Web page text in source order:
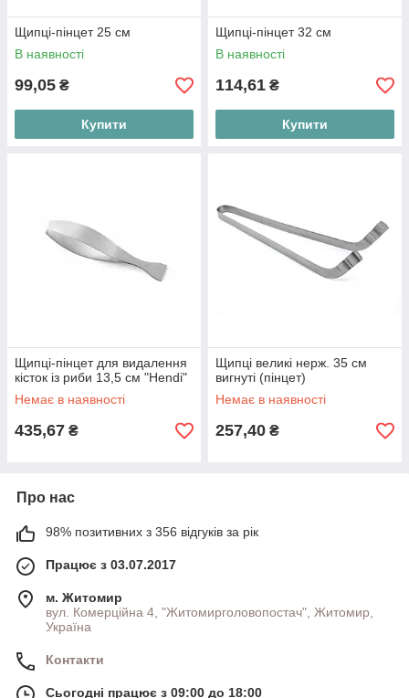
Щипці-пінцет 25 см
В наявності
99,05 ₴
Купити
Щипці-пінцет 32 см
В наявності
114,61 ₴
Купити
Щипці-пінцет для видалення
кісток із риби 13,5 см "Hendi"
Немає в наявності
435,67 ₴
Щипці великі нерж. 35 см
вигнуті (пінцет)
Немає в наявності
257,40 ₴
Про нас
98% позитивних з 356 відгуків за рік
Працює з 03.07.2017
м. Житомир
вул. Комерційна 4, "Житомирголовопостач", Житомир,
Україна
Контакти
Сьогодні працює з 09:00 до 18:00